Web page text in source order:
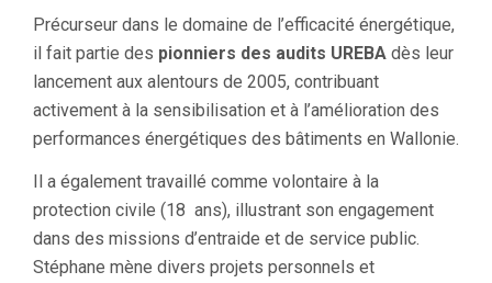
Précurseur dans le domaine de l’efficacité énergétique,
il fait partie des pionniers des audits UREBA dès leur
lancement aux alentours de 2005, contribuant
activement à la sensibilisation et à l’amélioration des
performances énergétiques des bâtiments en Wallonie.
Il a également travaillé comme volontaire à la
protection civile (18 ans), illustrant son engagement
dans des missions d’entraide et de service public.
Stéphane mène divers projets personnels et